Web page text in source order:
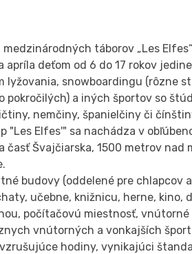
táborov „Les
apríla deťom od 6 do 17 rokov
lyžovania, snowboardingu (rôzne
pokročilých) a iných športov so
nemčiny, španielčiny či
"Les Elfes'" sa nachádza v
časť Švajčiarska, 1500 metrov nad
budovy (oddelené pre chlapcov
učebne, knižnicu, herne, kino,
počítačovú miestnosť, vnútorné
vnútorných a vonkajších
hodiny, vynikajúci